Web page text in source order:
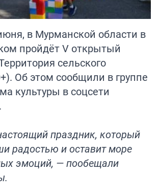
в Мурманской области в
пройдёт V открытый
сельского
Об этом сообщили в группе
культуры в соцсети
праздник, который
радостью и оставит море
эмоций, — пообещали